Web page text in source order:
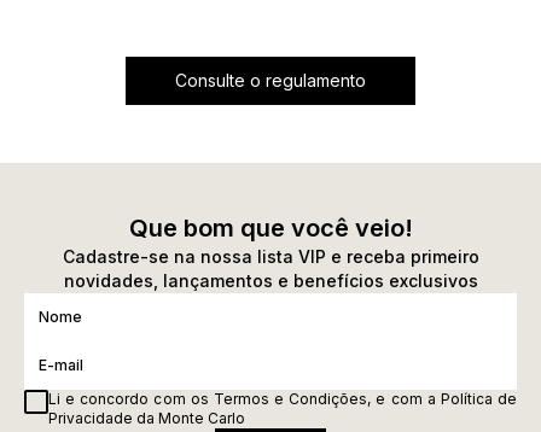
Consulte o regulamento
Que bom que você veio!
Cadastre-se na nossa lista VIP e receba primeiro
novidades, lançamentos e benefícios exclusivos
Li e concordo com os Termos e Condições, e com a Política de
Privacidade da Monte Carlo